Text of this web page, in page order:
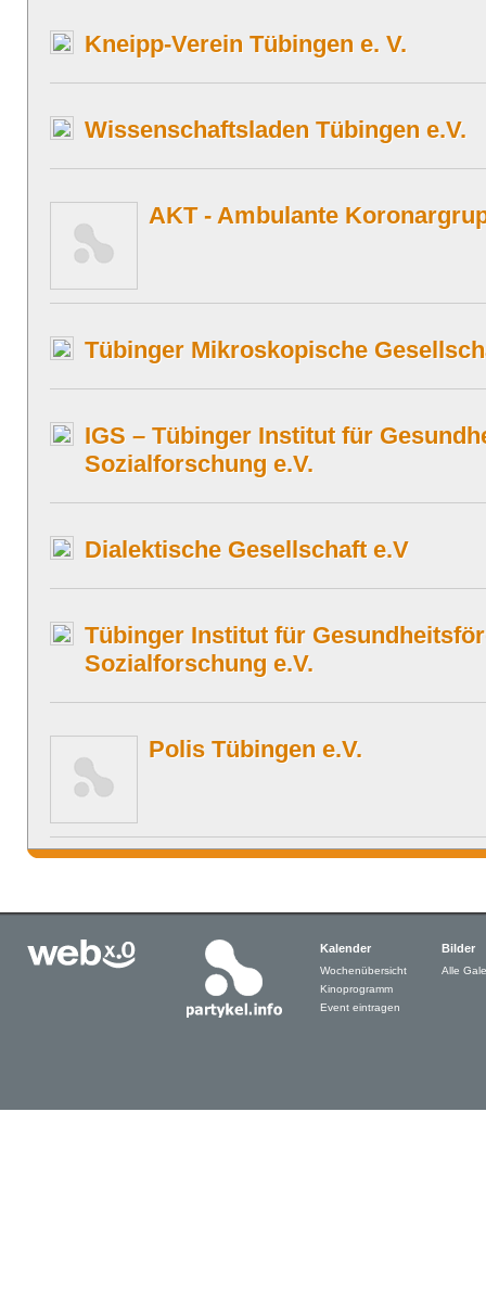
Kneipp-Verein Tübingen e. V.
Wissenschaftsladen Tübingen e.V.
AKT - Ambulante
Tübinger Mikroskopische
IGS – Tübinger Institut für
Sozialforschung e.V.
Dialektische Gesellschaft e.V
Tübinger Institut für
Sozialforschung e.V.
Polis Tübingen e.V.
Kalender
Wochenübersicht
Kinoprogramm
Event eintragen
Bilder
Alle